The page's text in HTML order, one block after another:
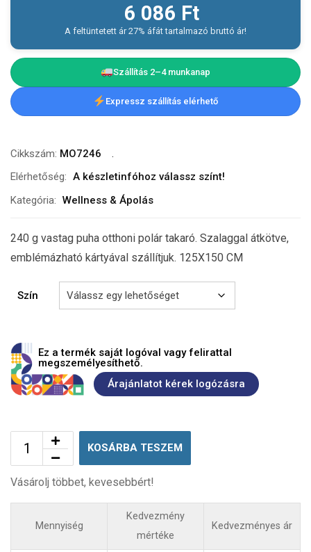
6 086 Ft
A feltüntetett ár 27% áfát tartalmazó bruttó ár!
Szállítás 2–4 munkanap
Expressz szállítás elérhető
Cikkszám: MO7246
Elérhetőség: A készletinfóhoz válassz színt!
Kategória: Wellness & Ápolás
240 g vastag puha otthoni polár takaró. Szalaggal átkötve,
emblémázható kártyával szállítjuk. 125X150 CM
Szín
Ez a termék saját logóval vagy felirattal
megszemélyesíthető.
Árajánlatot kérek logózásra
KOSÁRBA TESZEM
Vásárolj többet, kevesebbért!
Mennyiség
Kedvezmény
mértéke
Kedvezményes ár